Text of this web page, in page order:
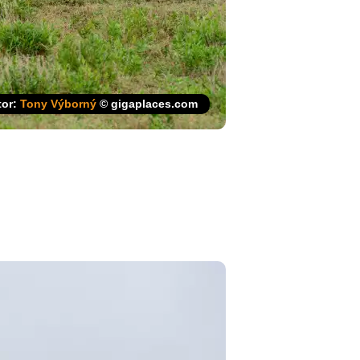
Tony Výborný © gigaplaces.com